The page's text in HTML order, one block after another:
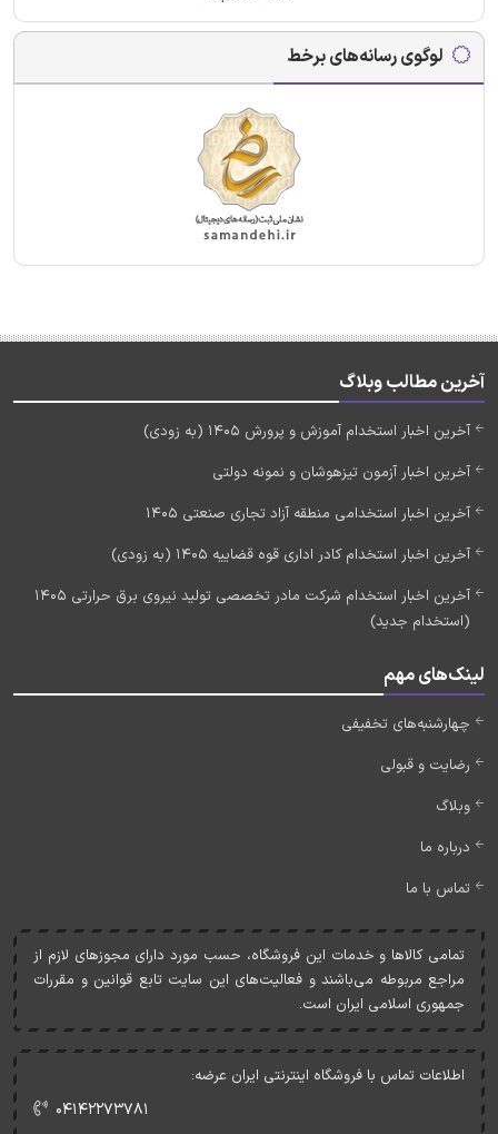
لوگوی رسانه‌های برخط
آخرین مطالب وبلاگ
آخرین اخبار استخدام آموزش و پرورش 1405 (به زودی)
آخرین اخبار آزمون تیزهوشان و نمونه دولتی
آخرین اخبار استخدامی منطقه آزاد تجاری صنعتی 1405
آخرین اخبار استخدام کادر اداری قوه قضاییه 1405 (به زودی)
آخرین اخبار استخدام شرکت مادر تخصصی تولید نیروی برق حرارتی 1405
(استخدام جدید)
لینک‌های مهم
چهارشنبه‌های تخفیفی
رضایت و قبولی
وبلاگ
درباره ما
تماس با ما
تمامی کالاها و خدمات اين فروشگاه، حسب مورد دارای مجوزهای لازم از
مراجع مربوطه می‌باشند و فعاليت‌های اين سايت تابع قوانين و مقررات
جمهوری اسلامی ايران است.
اطلاعات تماس با فروشگاه اینترنتی ایران عرضه:
۰۴۱۴۲۲۷۳۷۸۱